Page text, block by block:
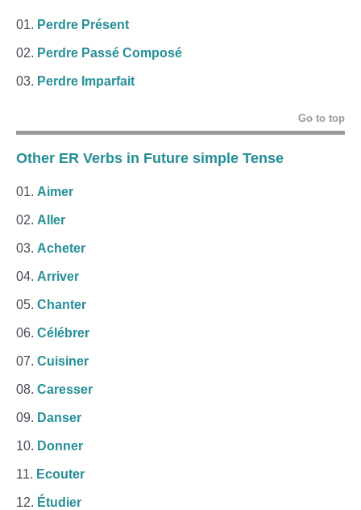
Perdre Présent
Perdre Passé Composé
Perdre Imparfait
Go to top
Other ER Verbs in Future simple Tense
Aimer
Aller
Acheter
Arriver
Chanter
Célébrer
Cuisiner
Caresser
Danser
Donner
Ecouter
Étudier